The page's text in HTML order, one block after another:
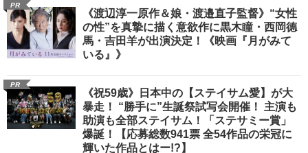
PR
《渡辺淳一原作＆娘・渡邉直子監督》“女性
の性”を真摯に描く意欲作に黒木瞳・西岡德
馬・吉田羊が出演決定！《映画『月がみて
いる』》
PR
《祝59歳》日本中の【ステイサム愛】が大
暴走！ “勝手に”生誕祭試写会開催！ 主演も
助演も全部ステイサム！「ステサミー賞」
爆誕！【応募総数941票 全54作品の栄冠に
輝いた作品とはー!?】